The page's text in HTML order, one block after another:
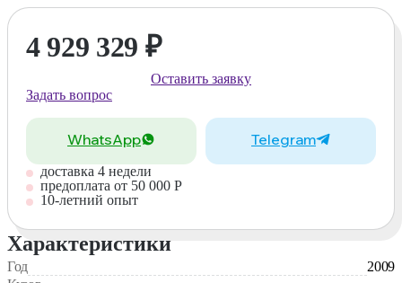
Характеристики
Год
2009
4 929 329 ₽
Оставить заявку
Задать вопрос
WhatsApp Telegram
доставка 4 недели
предоплата от 50 000 Р
10-летний опыт